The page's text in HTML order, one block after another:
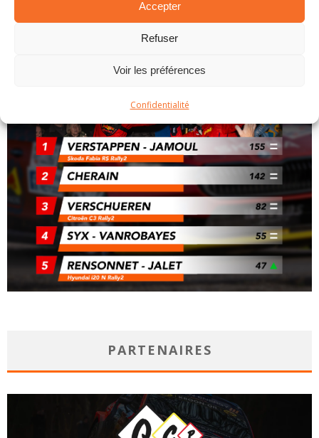
Accepter
Refuser
Voir les préférences
Confidentialité
PARTENAIRES